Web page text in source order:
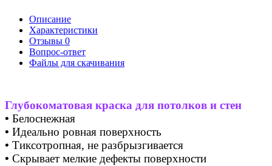
Описание
Характеристики
Отзывы 0
Вопрос-ответ
Файлы для скачивания
Глубокоматовая краска для потолков и стен
• Белоснежная
• Идеально ровная поверхность
• Тиксотропная, не разбрызгивается
• Скрывает мелкие дефекты поверхности